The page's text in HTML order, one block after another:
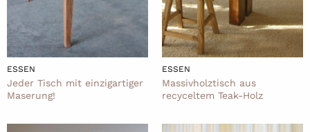
ESSEN
Jeder Tisch mit einzigartiger
Maserung!
ESSEN
Massivholztisch aus
recyceltem Teak-Holz